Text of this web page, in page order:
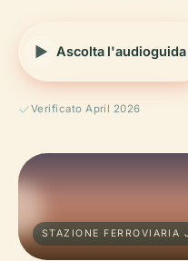
Ascolta l'audioguida
Verificato April 2026
STAZIONE FERROVIARIA